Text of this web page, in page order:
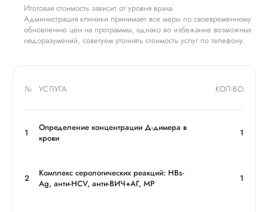
№ УСЛУГА КОЛ-ВО
1
Определение концентрации Д-димера в
крови
1
2
Комплекс серологических реакций: HBs-
Ag, анти-НCV, анти-ВИЧ+АГ, MP
1
Итоговая стоимость зависит от уровня врача.
Администрация клиники принимает все меры по своевременному
обновлению цен на программы, однако во избежание возможных
недоразумений, советуем уточнять стоимость услуг по телефону.